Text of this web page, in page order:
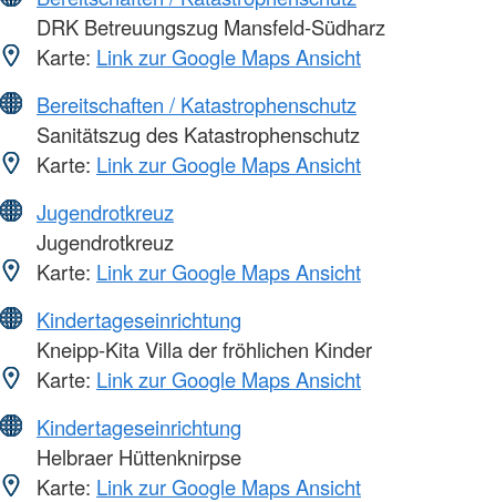
DRK Betreuungszug Mansfeld-Südharz
Karte: Link zur Google Maps Ansicht
Bereitschaften / Katastrophenschutz
Sanitätszug des Katastrophenschutz
Karte: Link zur Google Maps Ansicht
Jugendrotkreuz
Jugendrotkreuz
Karte: Link zur Google Maps Ansicht
Kindertageseinrichtung
Kneipp-Kita Villa der fröhlichen Kinder
Karte: Link zur Google Maps Ansicht
Kindertageseinrichtung
Helbraer Hüttenknirpse
Karte: Link zur Google Maps Ansicht